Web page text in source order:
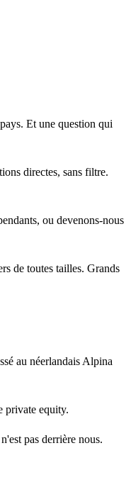
Et une question qui
directes, sans filtre.
ou devenons-nous
de toutes tailles. Grands
au néerlandais Alpina
private equity.
pas derrière nous.